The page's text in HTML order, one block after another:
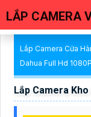
LẮP CAMERA
Lắp Camera Cửa
Dahua Full Hd 1080P
Lắp Camera